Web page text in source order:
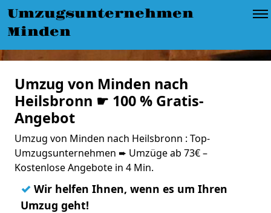
Umzugsunternehmen
Minden
Umzug von Minden nach
Heilsbronn ☛ 100 % Gratis-
Angebot
Umzug von Minden nach Heilsbronn : Top-
Umzugsunternehmen ➨ Umzüge ab 73€ –
Kostenlose Angebote in 4 Min.
✓ Wir helfen Ihnen, wenn es um Ihren
Umzug geht!